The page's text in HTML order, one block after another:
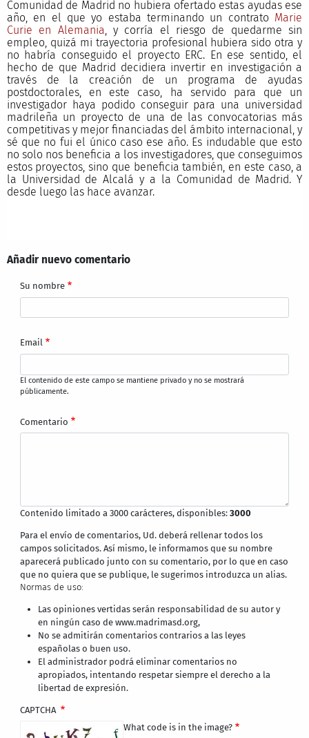
Comunidad de Madrid no hubiera ofertado estas ayudas ese
año, en el que yo estaba terminando un contrato Marie
Curie en Alemania, y corría el riesgo de quedarme sin
empleo, quizá mi trayectoria profesional hubiera sido otra y
no habría conseguido el proyecto ERC. En ese sentido, el
hecho de que Madrid decidiera invertir en investigación a
través de la creación de un programa de ayudas
postdoctorales, en este caso, ha servido para que un
investigador haya podido conseguir para una universidad
madrileña un proyecto de una de las convocatorias más
competitivas y mejor financiadas del ámbito internacional, y
sé que no fui el único caso ese año. Es indudable que esto
no solo nos beneficia a los investigadores, que conseguimos
estos proyectos, sino que beneficia también, en este caso, a
la Universidad de Alcalá y a la Comunidad de Madrid. Y
desde luego las hace avanzar.
Añadir nuevo comentario
Su nombre
Email
El contenido de este campo se mantiene privado y no se mostrará
públicamente.
Comentario
Contenido limitado a 3000 carácteres, disponibles:3000
Para el envío de comentarios, Ud. deberá rellenar todos los
campos solicitados. Así mismo, le informamos que su nombre
aparecerá publicado junto con su comentario, por lo que en caso
que no quiera que se publique, le sugerimos introduzca un alias.
Normas de uso:
Las opiniones vertidas serán responsabilidad de su autor y
en ningún caso de www.madrimasd.org,
No se admitirán comentarios contrarios a las leyes
españolas o buen uso.
El administrador podrá eliminar comentarios no
apropiados, intentando respetar siempre el derecho a la
libertad de expresión.
CAPTCHA
What code is in the image?